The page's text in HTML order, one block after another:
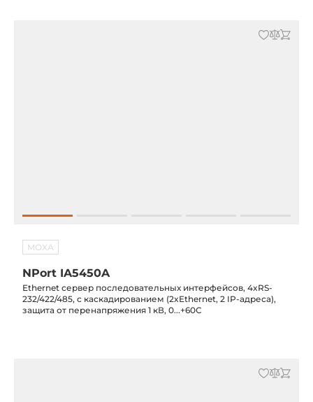
MOXA
NPort IA5450A
Ethernet сервер последовательных интерфейсов, 4xRS-
232/422/485, с каскадированием (2xEthernet, 2 IP-адреса),
защита от перенапряжения 1 кВ, 0...+60С